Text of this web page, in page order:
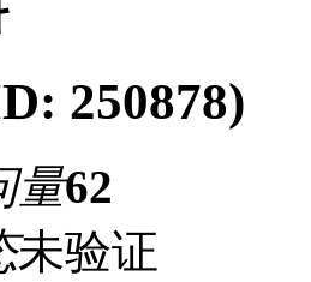
250878)
量62
未验证